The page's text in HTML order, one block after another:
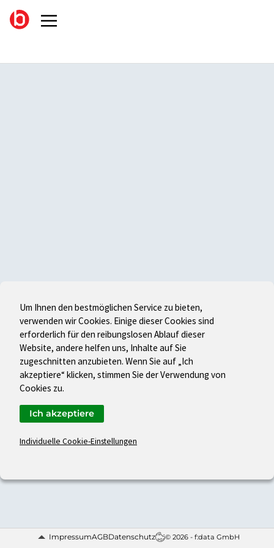
ImpressumAGBDatenschutz © 2026 - f:data GmbH
Um Ihnen den bestmöglichen Service zu bieten,
verwenden wir Cookies. Einige dieser Cookies sind
erforderlich für den reibungslosen Ablauf dieser
Website, andere helfen uns, Inhalte auf Sie
zugeschnitten anzubieten. Wenn Sie auf „Ich
akzeptiere“ klicken, stimmen Sie der Verwendung von
Cookies zu.
Individuelle Cookie-Einstellungen
Ich akzeptiere